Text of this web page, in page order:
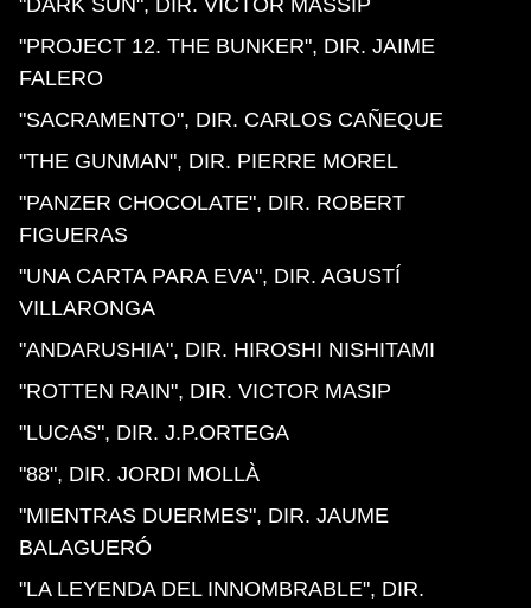
"DARK SUN", DIR. VICTOR MASSIP
"PROJECT 12. THE BUNKER", DIR. JAIME
FALERO
"SACRAMENTO", DIR. CARLOS CAÑEQUE
"THE GUNMAN", DIR. PIERRE MOREL
"PANZER CHOCOLATE", DIR. ROBERT
FIGUERAS
"UNA CARTA PARA EVA", DIR. AGUSTÍ
VILLARONGA
"ANDARUSHIA", DIR. HIROSHI NISHITAMI
"ROTTEN RAIN", DIR. VICTOR MASIP
"LUCAS", DIR. J.P.ORTEGA
"88", DIR. JORDI MOLLÀ
"MIENTRAS DUERMES", DIR. JAUME
BALAGUERÓ
"LA LEYENDA DEL INNOMBRABLE", DIR.